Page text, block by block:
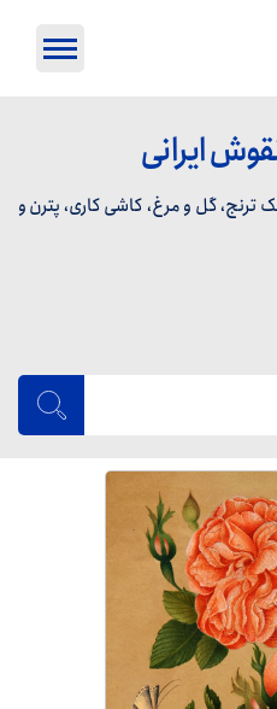
ایرانی
گل و مرغ، کاشی کاری، پترن و